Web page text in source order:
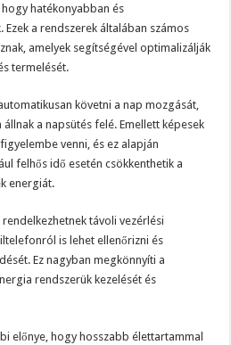
hatékonyabban és
a rendszerek általában számos
amelyek segítségével optimalizálják
termelését.
követni a nap mozgását,
a napsütés felé. Emellett képesek
venni, és ez alapján
felhős idő esetén csökkenthetik a
energiát.
távoli vezérlési
is lehet ellenőrizni és
Ez nagyban megkönnyíti a
rendszerük kezelését és
előnye, hogy hosszabb élettartammal